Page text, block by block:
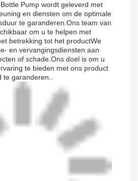
Pump wordt geleverd met
en diensten om de optimale
te garanderen.Ons team van
om u te helpen met
betrekking tot het productWe
en vervangingsdiensten aan
of schade.Ons doel is om u
te bieden met ons product
te garanderen..